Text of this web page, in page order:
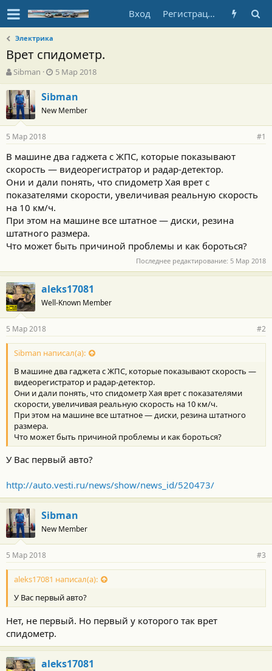
Вход Регистрация
Электрика
Врет спидометр.
А
в
т
о
р
т
е
м
ы
Sibman
Д
а
т
а
н
а
а
л
а
5 Мар 2018
Sibman
New Member
5 Мар 2018 #1
В машине два гаджета с ЖПС, которые показывают
скорость — видеорегистратор и радар-детектор.
Они и дали понять, что спидометр Хая врет с
показателями скорости, увеличивая реальную скорость
на 10 км/ч.
При этом на машине все штатное — диски, резина
штатного размера.
Что может быть причиной проблемы и как бороться?
Последнее редактирование: 5 Мар 2018
aleks17081
Well-Known Member
5 Мар 2018 #2
Sibman написал(а):
В машине два гаджета с ЖПС, которые показывают скорость —
видеорегистратор и радар-детектор.
Они и дали понять, что спидометр Хая врет с показателями
скорости, увеличивая реальную скорость на 10 км/ч.
При этом на машине все штатное — диски, резина штатного
размера.
Что может быть причиной проблемы и как бороться?
У Вас первый авто?
http://auto.vesti.ru/news/show/news_id/520473/
Sibman
New Member
5 Мар 2018 #3
aleks17081 написал(а):
У Вас первый авто?
Нет, не первый. Но первый у которого так врет
спидометр.
aleks17081